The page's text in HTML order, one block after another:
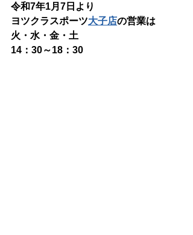
令和7年1月7日より
ヨツクラスポーツ大子店の営業は
火・水・金・土
14：30～18：30